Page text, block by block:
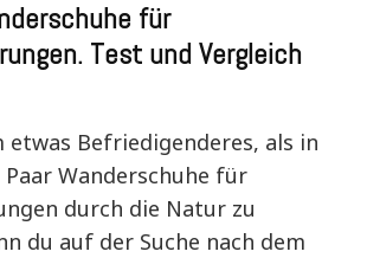
für
Test und Vergleich
etwas Befriedigenderes, als in
Wanderschuhe für
durch die Natur zu
du auf der Suche nach dem